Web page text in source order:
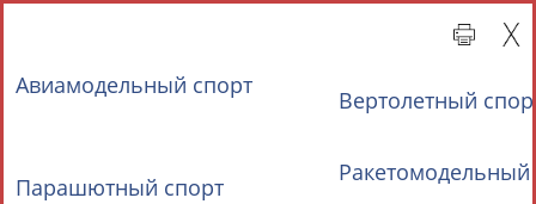
Авиамодельный спорт
Вертолетный
Парашютный спорт
Ракетомодельный